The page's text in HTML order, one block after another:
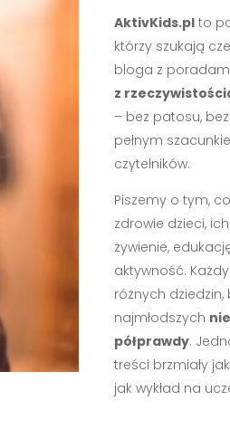
AktivKids.plto
którzy szukają
bloga z
z
– bez patosu,
pełnym
czytelników.
Piszemy o tym,
zdrowie dzieci,
żywienie,
aktywność.
różnych
najmłodszych
półprawdy.
treści brzmiały
jak wykład na